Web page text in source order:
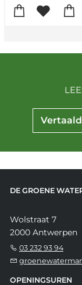
DE GROENE
Wolstraat 7
2000 Antwerpen
03 232 93 94
OPENINGSUREN